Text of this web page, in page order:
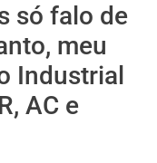
só falo de
meu
Industrial
AC e